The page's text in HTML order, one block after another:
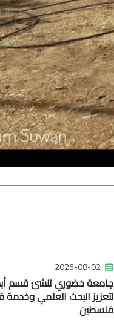
2026-08-02
جامعة خضوري تنشئ قسم
لتعزيز البحث العلمي وخدمة
فلسطين